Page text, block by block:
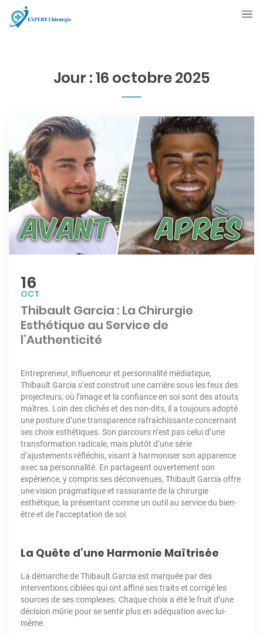
Jour :16 octobre 2025
16
OCT
Thibault Garcia : La Chirurgie
Esthétique au Service de
l’Authenticité
Entrepreneur, influenceur et personnalité médiatique,
Thibault Garcia s’est construit une carrière sous les feux des
projecteurs, où l’image et la confiance en soi sont des atouts
maîtres. Loin des clichés et des non-dits, il a toujours adopté
une posture d’une transparence rafraîchissante concernant
ses choix esthétiques. Son parcours n’est pas celui d’une
transformation radicale, mais plutôt d’une série
d’ajustements réfléchis, visant à harmoniser son apparence
avec sa personnalité. En partageant ouvertement son
expérience, y compris ses déconvenues, Thibault Garcia offre
une vision pragmatique et rassurante de la chirurgie
esthétique, la présentant comme un outil au service du bien-
être et de l’acceptation de soi.
La Quête d’une Harmonie Maîtrisée
La démarche de Thibault Garcia est marquée par des
interventions ciblées qui ont affiné ses traits et corrigé les
sources de ses complexes. Chaque choix a été le fruit d’une
décision mûrie pour se sentir plus en adéquation avec lui-
même.